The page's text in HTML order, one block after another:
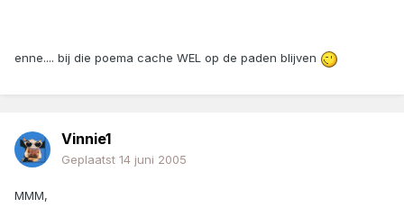
enne.... bij die poema cache WEL op de paden blijven
Vinnie1
Geplaatst 14 juni 2005
MMM,